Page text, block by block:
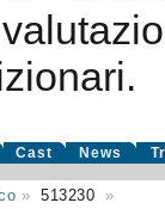
Cast News
» 513230 »